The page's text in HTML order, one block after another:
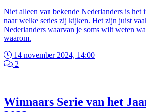
Niet alleen van bekende Nederlanders is het
naar welke series zij kijken. Het zijn juist
Nederlanders waarvan je soms wilt weten
waarom.
14 november 2024, 14:00
2
Winnaars Serie van het